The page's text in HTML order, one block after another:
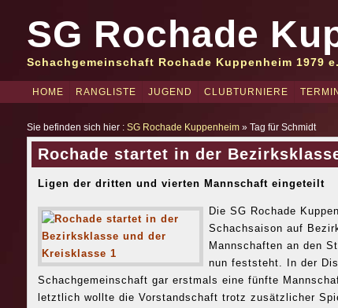
SG Rochade
Schachgemeinschaft Rochade Kuppenheim 1979
HOME RANGLISTE JUGEND CLUBTURNIERE
Sie befinden sich hier : SG Rochade Kuppenheim» Tag für Schmidt
Rochade startet in der
Ligen der dritten und vierten Mannschaft eingeteilt
Die SG Rochade
Schachsaison auf
Mannschaften an den
nun feststeht. In der
Schachgemeinschaft gar erstmals eine fünfte
letztlich wollte die Vorstandschaft trotz zusätzlicher